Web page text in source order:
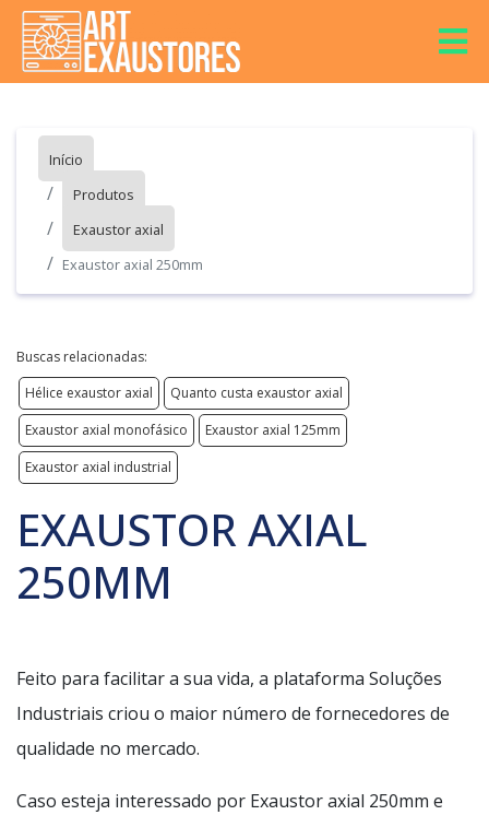
Início
Produtos
Exaustor axial
Exaustor axial 250mm
Buscas relacionadas:
Hélice exaustor axial
Quanto custa exaustor axial
Exaustor axial monofásico
Exaustor axial 125mm
Exaustor axial industrial
EXAUSTOR AXIAL
250MM
Feito para facilitar a sua vida, a plataforma Soluções
Industriais criou o maior número de fornecedores de
qualidade no mercado.
Caso esteja interessado por Exaustor axial 250mm e